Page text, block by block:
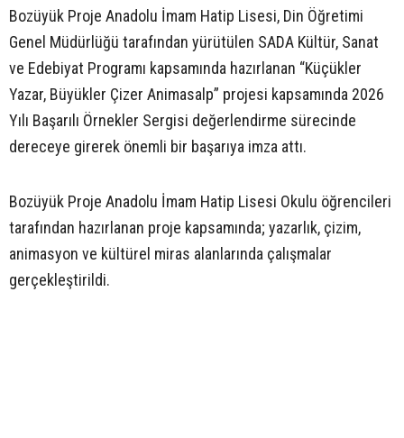
Bozüyük Proje Anadolu İmam Hatip Lisesi, Din Öğretimi
Genel Müdürlüğü tarafından yürütülen SADA Kültür, Sanat
ve Edebiyat Programı kapsamında hazırlanan “Küçükler
Yazar, Büyükler Çizer Animasalp” projesi kapsamında 2026
Yılı Başarılı Örnekler Sergisi değerlendirme sürecinde
dereceye girerek önemli bir başarıya imza attı.
Bozüyük Proje Anadolu İmam Hatip Lisesi Okulu öğrencileri
tarafından hazırlanan proje kapsamında; yazarlık, çizim,
animasyon ve kültürel miras alanlarında çalışmalar
gerçekleştirildi.